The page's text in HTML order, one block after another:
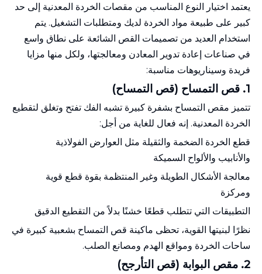
يعتمد اختيار النوع المناسب من مقصات الخردة المعدنية إلى حد
كبير على طبيعة مواد الخردة لديك ومتطلبات التشغيل. يتم
استخدام العديد من تصميمات القص الشائعة على نطاق واسع
في صناعات إعادة تدوير المعادن ومعالجتها، ولكل منها مزايا
فريدة وسيناريوهات مناسبة:
1. قص التمساح (قص التمساح)
تتميز مقص التمساح بشفرة كبيرة تشبه الفك تفتح وتغلق لتقطيع
الخردة المعدنية. إنه فعال للغاية من أجل:
قطع الخردة الضخمة والثقيلة مثل العوارض الفولاذية
والأنابيب والألواح السميكة
معالجة الأشكال الطويلة وغير المنتظمة بقوة قطع قوية
ومركزة
التطبيقات التي تتطلب قطعًا خشنًا بدلاً من التقطيع الدقيق
نظرًا لبنيتها القوية، تحظى ماكينة قص التمساح بشعبية كبيرة في
ساحات الخردة ومواقع الهدم ومصانع الصلب.
2. مقص البوابة (قص التأرجح)